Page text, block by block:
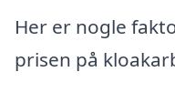
Her er nogle
prisen på